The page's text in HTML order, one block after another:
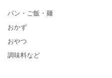
パン・ご飯・麺
おかず
おやつ
調味料など